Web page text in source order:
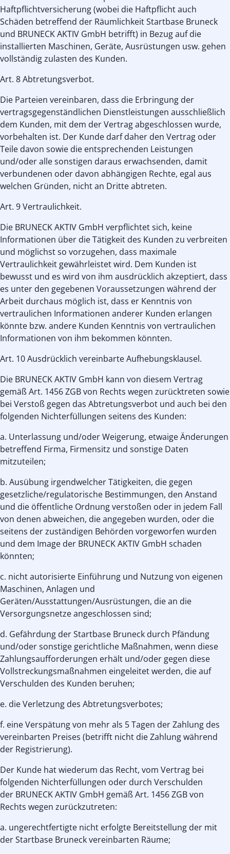
Haftpflichtversicherung (wobei die Haftpflicht auch
Schäden betreffend der Räumlichkeit Startbase Bruneck
und BRUNECK AKTIV GmbH betrifft) in Bezug auf die
installierten Maschinen, Geräte, Ausrüstungen usw. gehen
vollständig zulasten des Kunden.
Art. 8 Abtretungsverbot.
Die Parteien vereinbaren, dass die Erbringung der
vertragsgegenständlichen Dienstleistungen ausschließlich
dem Kunden, mit dem der Vertrag abgeschlossen wurde,
vorbehalten ist. Der Kunde darf daher den Vertrag oder
Teile davon sowie die entsprechenden Leistungen
und/oder alle sonstigen daraus erwachsenden, damit
verbundenen oder davon abhängigen Rechte, egal aus
welchen Gründen, nicht an Dritte abtreten.
Art. 9 Vertraulichkeit.
Die BRUNECK AKTIV GmbH verpflichtet sich, keine
Informationen über die Tätigkeit des Kunden zu verbreiten
und möglichst so vorzugehen, dass maximale
Vertraulichkeit gewährleistet wird. Dem Kunden ist
bewusst und es wird von ihm ausdrücklich akzeptiert, dass
es unter den gegebenen Voraussetzungen während der
Arbeit durchaus möglich ist, dass er Kenntnis von
vertraulichen Informationen anderer Kunden erlangen
könnte bzw. andere Kunden Kenntnis von vertraulichen
Informationen von ihm bekommen könnten.
Art. 10 Ausdrücklich vereinbarte Aufhebungsklausel.
Die BRUNECK AKTIV GmbH kann von diesem Vertrag
gemäß Art. 1456 ZGB von Rechts wegen zurücktreten sowie
bei Verstoß gegen das Abtretungsverbot und auch bei den
folgenden Nichterfüllungen seitens des Kunden:
a. Unterlassung und/oder Weigerung, etwaige Änderungen
betreffend Firma, Firmensitz und sonstige Daten
mitzuteilen;
b. Ausübung irgendwelcher Tätigkeiten, die gegen
gesetzliche/regulatorische Bestimmungen, den Anstand
und die öffentliche Ordnung verstoßen oder in jedem Fall
von denen abweichen, die angegeben wurden, oder die
seitens der zuständigen Behörden vorgeworfen wurden
und dem Image der BRUNECK AKTIV GmbH schaden
könnten;
c. nicht autorisierte Einführung und Nutzung von eigenen
Maschinen, Anlagen und
Geräten/Ausstattungen/Ausrüstungen, die an die
Versorgungsnetze angeschlossen sind;
d. Gefährdung der Startbase Bruneck durch Pfändung
und/oder sonstige gerichtliche Maßnahmen, wenn diese
Zahlungsaufforderungen erhält und/oder gegen diese
Vollstreckungsmaßnahmen eingeleitet werden, die auf
Verschulden des Kunden beruhen;
e. die Verletzung des Abtretungsverbotes;
f. eine Verspätung von mehr als 5 Tagen der Zahlung des
vereinbarten Preises (betrifft nicht die Zahlung während
der Registrierung).
Der Kunde hat wiederum das Recht, vom Vertrag bei
folgenden Nichterfüllungen oder durch Verschulden
der BRUNECK AKTIV GmbH gemäß Art. 1456 ZGB von
Rechts wegen zurückzutreten:
a. ungerechtfertigte nicht erfolgte Bereitstellung der mit
der Startbase Bruneck vereinbarten Räume;